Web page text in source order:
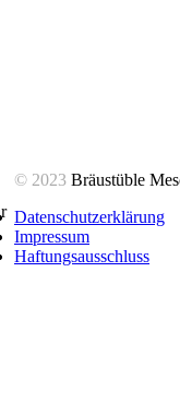
© 2023 Bräustüble
Datenschutzerklärung
Impressum
Haftungsausschluss